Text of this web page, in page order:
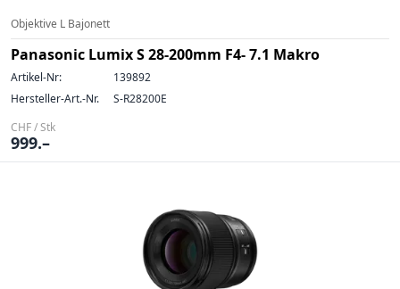
Objektive L Bajonett
Panasonic Lumix S 28-200mm F4- 7.1 Makro
Artikel-Nr:
139892
Hersteller-Art.-Nr.
S-R28200E
CHF / Stk
999.–